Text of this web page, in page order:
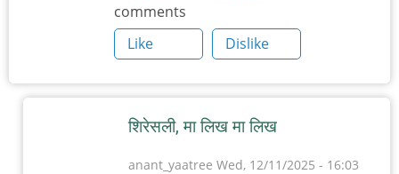
comments
Like
Dislike
शिरेसली, मा लिख मा लिख
anant_yaatree Wed, 12/11/2025 - 16:03